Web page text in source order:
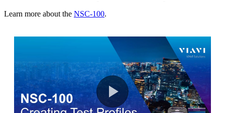
Learn more about the NSC-100.